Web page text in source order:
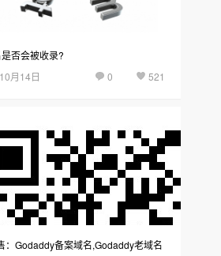
否会被收录?
月14日
521
0
：Godaddy备案域名,Godaddy老域名